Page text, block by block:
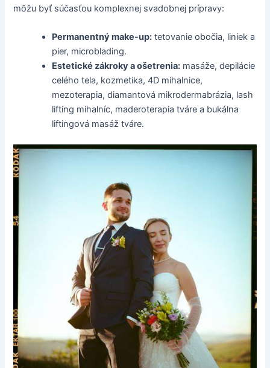
môžu byť súčasťou komplexnej svadobnej prípravy:
Permanentný make-up: tetovanie obočia, liniek a
pier, microblading.
Estetické zákroky a ošetrenia: masáže, depilácie
celého tela, kozmetika, 4D mihalnice,
mezoterapia, diamantová mikrodermabrázia, lash
lifting mihalníc, maderoterapia tváre a bukálna
liftingová masáž tváre.